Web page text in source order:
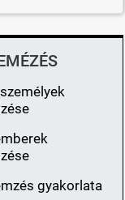
gyakorlata